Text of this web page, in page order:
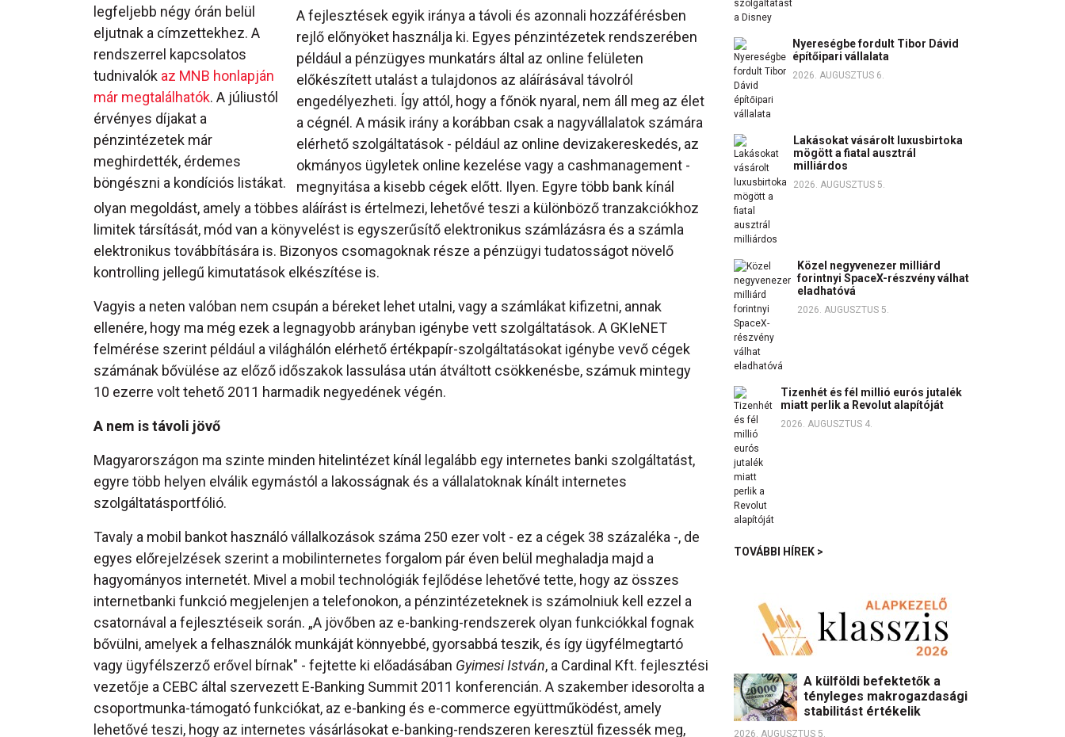
legfeljebb négy órán belül
eljutnak a címzettekhez. A
rendszerrel kapcsolatos
tudnivalók az MNB honlapján
már megtalálhatók. A júliustól
érvényes díjakat a
pénzintézetek már
meghirdették, érdemes
böngészni a kondíciós listákat.
A fejlesztések egyik iránya a távoli és azonnali hozzáférésben
rejlő előnyöket használja ki. Egyes pénzintézetek rendszerében
például a pénzügyes munkatárs által az online felületen
előkészített utalást a tulajdonos az aláírásával távolról
engedélyezheti. Így attól, hogy a főnök nyaral, nem áll meg az élet
a cégnél. A másik irány a korábban csak a nagyvállalatok számára
elérhető szolgáltatások - például az online devizakereskedés, az
okmányos ügyletek online kezelése vagy a cashmanagement -
megnyitása a kisebb cégek előtt. Ilyen. Egyre több bank kínál
olyan megoldást, amely a többes aláírást is értelmezi, lehetővé teszi a különböző tranzakciókhoz
limitek társítását, mód van a könyvelést is egyszerűsítő elektronikus számlázásra és a számla
elektronikus továbbítására is. Bizonyos csomagoknak része a pénzügyi tudatosságot növelő
kontrolling jellegű kimutatások elkészítése is.
Vagyis a neten valóban nem csupán a béreket lehet utalni, vagy a számlákat kifizetni, annak
ellenére, hogy ma még ezek a legnagyobb arányban igénybe vett szolgáltatások. A GKIeNET
felmérése szerint például a világhálón elérhető értékpapír-szolgáltatásokat igénybe vevő cégek
számának bővülése az előző időszakok lassulása után átváltott csökkenésbe, számuk mintegy
10 ezerre volt tehető 2011 harmadik negyedének végén.
A nem is távoli jövő
Magyarországon ma szinte minden hitelintézet kínál legalább egy internetes banki szolgáltatást,
egyre több helyen elválik egymástól a lakosságnak és a vállalatoknak kínált internetes
szolgáltatásportfólió.
Tavaly a mobil bankot használó vállalkozások száma 250 ezer volt - ez a cégek 38 százaléka -, de
egyes előrejelzések szerint a mobilinternetes forgalom pár éven belül meghaladja majd a
hagyományos internetét. Mivel a mobil technológiák fejlődése lehetővé tette, hogy az összes
internetbanki funkció megjelenjen a telefonokon, a pénzintézeteknek is számolniuk kell ezzel a
csatornával a fejlesztéseik során. „A jövőben az e-banking-rendszerek olyan funkciókkal fognak
bővülni, amelyek a felhasználók munkáját könnyebbé, gyorsabbá teszik, és így ügyfélmegtartó
vagy ügyfélszerző erővel bírnak" - fejtette ki előadásában Gyimesi István, a Cardinal Kft. fejlesztési
vezetője a CEBC által szervezett E-Banking Summit 2011 konferencián. A szakember idesorolta a
csoportmunka-támogató funkciókat, az e-banking és e-commerce együttműködést, amely
lehetővé teszi, hogy az internetes vásárlásokat e-banking-rendszeren keresztül fizessék meg,
Nyereségbe fordult Tibor Dávid
építőipari vállalata
2026. AUGUSZTUS 6.
Lakásokat vásárolt luxusbirtoka
mögött a fiatal ausztrál
milliárdos
2026. AUGUSZTUS 5.
Közel negyvenezer milliárd
forintnyi SpaceX-részvény válhat
eladhatóvá
2026. AUGUSZTUS 5.
Tizenhét és fél millió eurós jutalék
miatt perlik a Revolut alapítóját
2026. AUGUSZTUS 4.
TOVÁBBI HÍREK >
A külföldi befektetők a
tényleges makrogazdasági
stabilitást értékelik
2026. AUGUSZTUS 5.